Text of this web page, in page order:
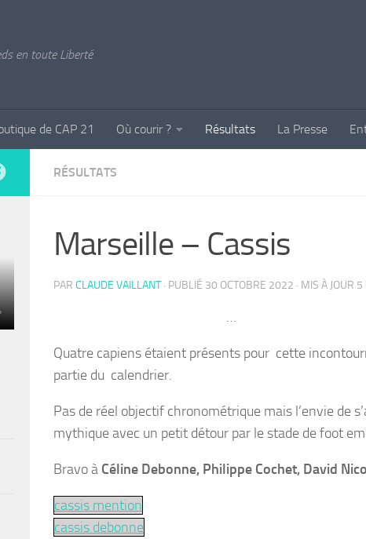
en toute Liberté
de CAP 21 Où courir ? Résultats La Presse
RÉSULTATS
Marseille – Cassis
PAR CLAUDE VAILLANT · PUBLIÉ 30 OCTOBRE 2022 · MIS À JOUR 5
…
Quatre capiens étaient présents pour cette
partie du calendrier.
Pas de réel objectif chronométrique mais l’envie de
mythique avec un petit détour par le stade de foot
Bravo à Céline Debonne, Philippe Cochet, David
cassis mention
cassis debonne